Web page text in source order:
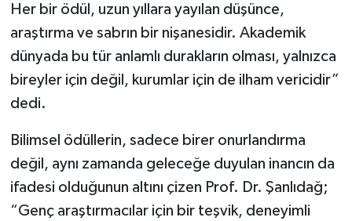
Her bir ödül, uzun yıllara yayılan düşünce,
araştırma ve sabrın bir nişanesidir. Akademik
dünyada bu tür anlamlı durakların olması, yalnızca
bireyler için değil, kurumlar için de ilham vericidir”
dedi.
Bilimsel ödüllerin, sadece birer onurlandırma
değil, aynı zamanda geleceğe duyulan inancın da
ifadesi olduğunun altını çizen Prof. Dr. Şanlıdağ;
“Genç araştırmacılar için bir teşvik, deneyimli